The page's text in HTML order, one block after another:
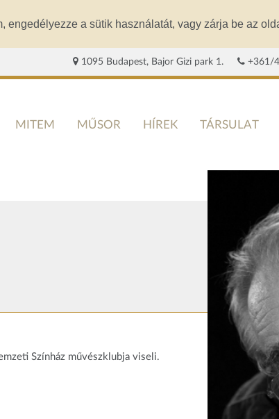
engedélyezze a sütik használatát, vagy zárja be az
1095 Budapest, Bajor Gizi park 1. +361/
MITEM MŰSOR HÍREK TÁRSULAT
Színház művészklubja viseli.